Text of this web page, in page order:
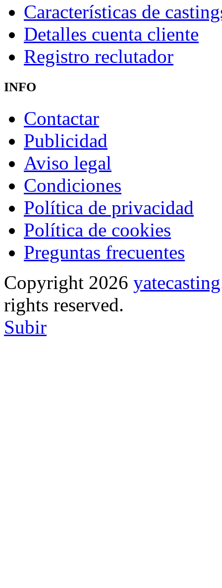
Características de
Detalles cuenta cliente
Registro reclutador
INFO
Contactar
Publicidad
Aviso legal
Condiciones
Política de privacidad
Política de cookies
Preguntas frecuentes
Copyright 2026
rights reserved.
Subir